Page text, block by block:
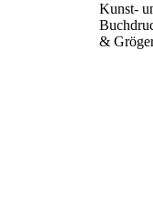
Kunst-
&